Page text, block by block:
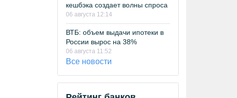
кешбэка создает волны спроса
06 августа 12:14
ВТБ: объем выдачи ипотеки в
России вырос на 38%
06 августа 11:52
Все новости